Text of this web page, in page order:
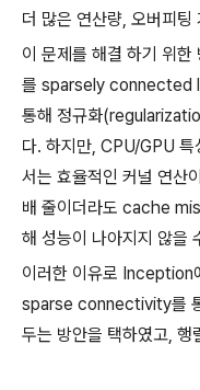
더 많은 연산량, 오버피팅
이 문제를 해결 하기 위
를 sparsely connected
통해 정규화
다. 하지만, CPU/GPU
서는 효율적인 커널 연산
배 줄이더라도 cache
해 성능이 나아지지 않을
이러한 이유로
sparse connectivity를
두는 방안을 택하였고,